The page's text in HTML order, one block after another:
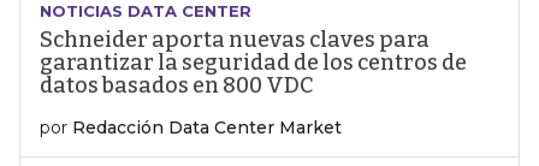
NOTICIAS DATA CENTER
Schneider aporta nuevas claves para
garantizar la seguridad de los centros de
datos basados en 800 VDC
por Redacción Data Center Market